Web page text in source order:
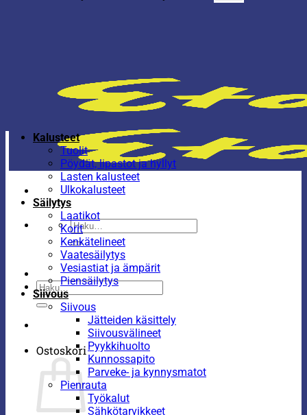
Etsi:
Etsi:
Ostoskori
Kalusteet
Tuolit
Pöydät, lipastot ja hyllyt
Lasten kalusteet
Ulkokalusteet
Säilytys
Laatikot
Korit
Kenkätelineet
Vaatesäilytys
Vesiastiat ja ämpärit
Piensäilytys
Siivous
Siivous
Jätteiden käsittely
Siivousvälineet
Pyykkihuolto
Kunnossapito
Parveke- ja kynnysmatot
Pienrauta
Työkalut
Sähkötarvikkeet